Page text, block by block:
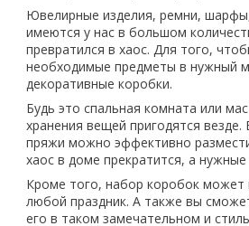
Ювелирные изделия, ремни,
имеются у нас в большом
превратился в хаос. Для того,
необходимые предметы в нужный
декоративные коробки.
Будь это спальная комната или
хранения вещей пригодятся
пряжи можно эффективно
хаос в доме прекратится, а
Кроме того, набор коробок может
любой праздник. А также вы
его в таком замечательном и